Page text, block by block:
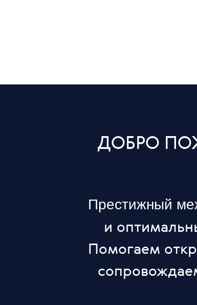
ДОБРО
Престижный
и
Помогаем